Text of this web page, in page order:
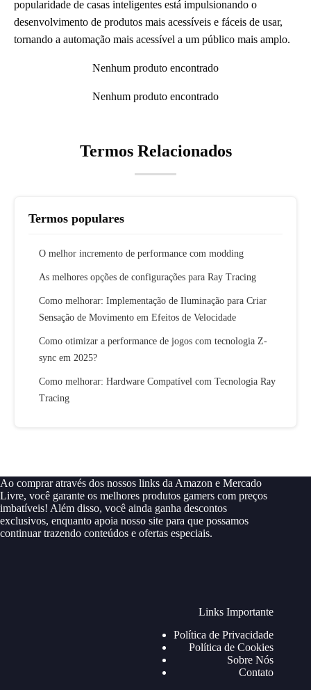
popularidade de casas inteligentes está impulsionando o
desenvolvimento de produtos mais acessíveis e fáceis de usar,
tornando a automação mais acessível a um público mais amplo.
Nenhum produto encontrado
Nenhum produto encontrado
Termos Relacionados
Termos populares
O melhor incremento de performance com modding
As melhores opções de configurações para Ray Tracing
Como melhorar: Implementação de Iluminação para Criar
Sensação de Movimento em Efeitos de Velocidade
Como otimizar a performance de jogos com tecnologia Z-
sync em 2025?
Como melhorar: Hardware Compatível com Tecnologia Ray
Tracing
Ao comprar através dos nossos links da Amazon e Mercado
Livre, você garante os melhores produtos gamers com preços
imbatíveis! Além disso, você ainda ganha descontos
exclusivos, enquanto apoia nosso site para que possamos
continuar trazendo conteúdos e ofertas especiais.
Links Importante
Política de Privacidade
Política de Cookies
Sobre Nós
Contato